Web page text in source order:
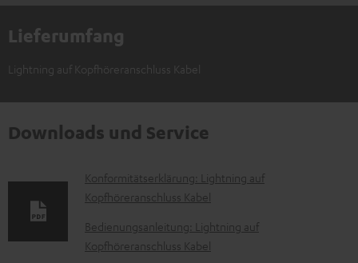
Lieferumfang
Lightning auf Kopfhöreranschluss Kabel
Downloads und Service
D
o
k
u
Konformitätserklärung: Lightning auf
Kopfhöreranschluss Kabel
Bedienungsanleitung: Lightning auf
Kopfhöreranschluss Kabel